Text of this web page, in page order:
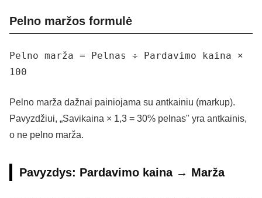
Pelno maržos formulė
Pelno marža = Pelnas ÷ Pardavimo kaina ×
100
Pelno marža dažnai painiojama su antkainiu (markup).
Pavyzdžiui, „Savikaina × 1,3 = 30% pelnas" yra antkainis,
o ne pelno marža.
Pavyzdys: Pardavimo kaina → Marža